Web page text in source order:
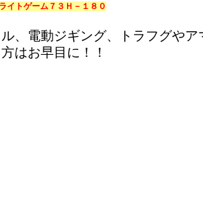
イトゲーム７３Ｈ－１８０
、電動ジギング、トラフグやア
はお早目に！！